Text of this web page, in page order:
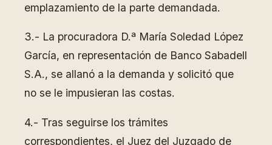
emplazamiento de la parte demandada.
3.- La procuradora D.ª María Soledad López
García, en representación de Banco Sabadell
S.A., se allanó a la demanda y solicitó que
no se le impusieran las costas.
4.- Tras seguirse los trámites
correspondientes, el Juez del Juzgado de